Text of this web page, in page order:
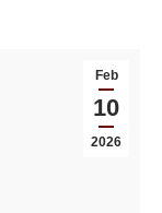
Feb
10
2026